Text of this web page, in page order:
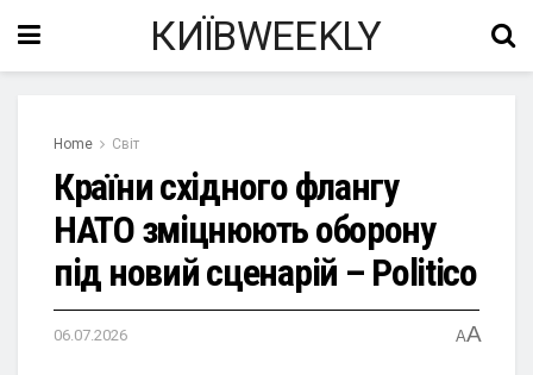
КИЇВWEEKLY
Home Світ
Країни східного флангу
НАТО зміцнюють оборону
під новий сценарій – Politico
06.07.2026 AA